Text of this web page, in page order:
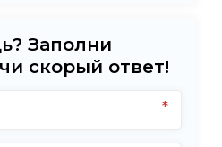
Заполни
скорый ответ!